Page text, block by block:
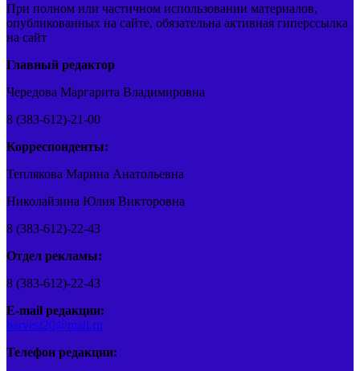
При полном или частичном использовании материалов,
опубликованных на сайте, обязательна активная гиперссылка
на сайт
Главный редактор
Чередова Маргарита Владимировна
8 (383-612)-21-00
Корреспонденты:
Теплякова Марина Анатольевна
Николайзина Юлия Викторовна
8 (383-612)-22-43
Отдел рекламы:
8 (383-612)-22-43
E-mail редакции:
barvest20@mail.ru
Телефон редакции: